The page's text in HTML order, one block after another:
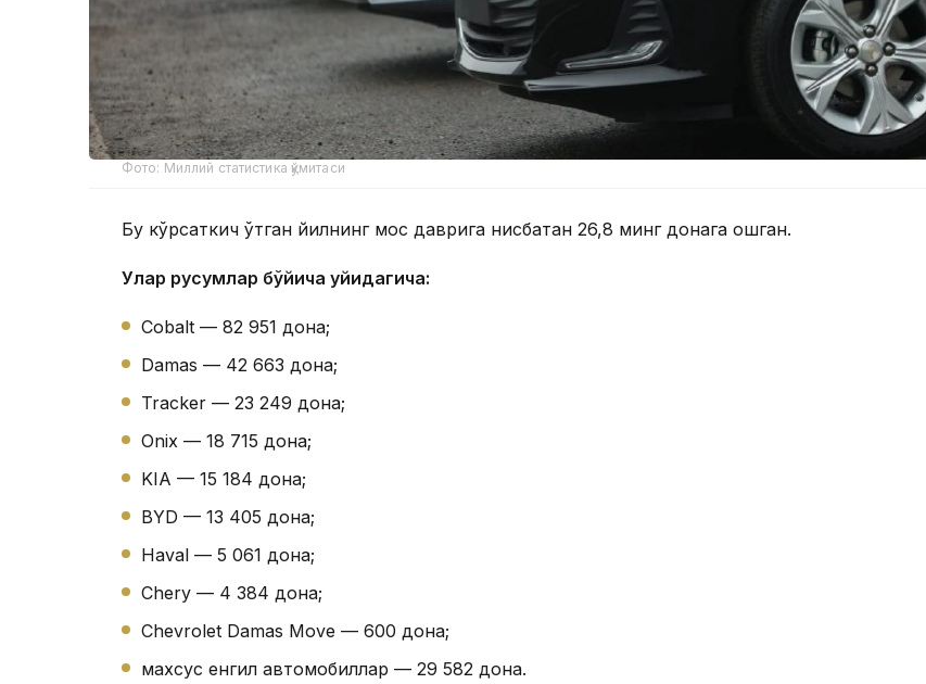
Фото: Миллий статистика қўмитаси
Бу кўрсаткич ўтган йилнинг мос даврига нисбатан 26,8 минг донага ошган.
Улар русумлар бўйича қуйидагича:
Cobalt — 82 951 дона;
Damas — 42 663 дона;
Tracker — 23 249 дона;
Onix — 18 715 дона;
KIA — 15 184 дона;
BYD — 13 405 дона;
Haval — 5 061 дона;
Chery — 4 384 дона;
Chevrolet Damas Move — 600 дона;
махсус енгил автомобиллар — 29 582 дона.